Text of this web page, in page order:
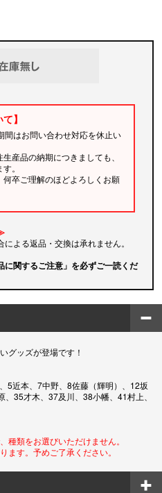
】
はお問い合わせ対応を休止い
産品の納期につきましても、
。
卒ご理解のほどよろしくお願
よる返品・交換は承れません。
に関するご注意」を必ずご一読くだ
グッズが登場です！
5近本、7中野、8佐藤（輝明）、12坂
35才木、37及川、38小幡、41村上、
種類をお選びいただけません。
ます。予めご了承ください。